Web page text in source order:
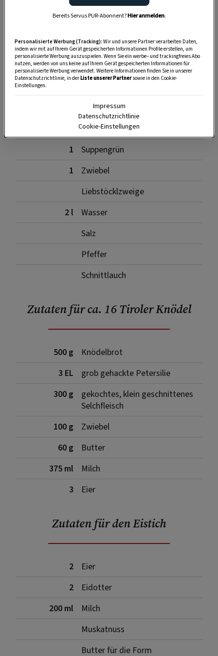
SPEICHERN DRUCKEN
Zutaten für die Suppe
Beinfleisch vom Rind
Fleischknochen
1
Suppengrün
1
Zwiebel
Liebstöcklzweige
2 l
Wasser
Salz
Pfeffer
Schnittlauch
Zutaten für ca. 16 Tiroler Knödel
500 g
Knödelbrot
3 EL
grob gehackte Petersilie
300 g
gekochtes, klein geschnittenes
Selchfleisch
100 g
Zwiebel
60 g
Butter
375 ml
Milch
3
Eier
Zutaten für den Eistich
2
Eier
2
Eidotter
200 ml
Milch
Muskatnuss
Butter für die Form
Bereits Servus PUR-Abonnent?Hier anmelden.
Personalisierte Werbung (Tracking): Wir und unsere Partner verarbeiten Daten,
indem wir mit auf Ihrem Gerät gespeicherten Informationen Profile erstellen, um
personalisierte Werbung auszuspielen. Wenn Sie ein werbe– und trackingfreies Abo
nutzen, werden von uns keine auf Ihrem Gerät gespeicherten Informationen für
personalisierte Werbung verwendet. Weitere Informationen finden Sie in unserer
Datenschutzrichtlinie, in derListe unserer Partnersowie in den Cookie-
Einstellungen.
Impressum
Datenschutzrichtlinie
Cookie-Einstellungen